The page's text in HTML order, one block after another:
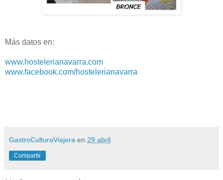
Más datos en:
www.hostelerianavarra.com
www.facebook.com/hostelerianavarra
GastroCulturaViajera en 29 abril
Compartir